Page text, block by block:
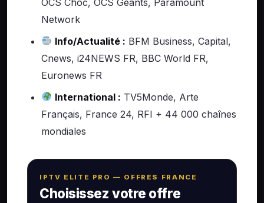
Network
Info/Actualité : BFM Business, Capital,
Cnews, i24NEWS FR, BBC World FR,
Euronews FR
International : TV5Monde, Arte
Français, France 24, RFI + 44 000 chaînes
mondiales
IPTV ELITE PRO — OFFRES FRANCE
Choisissez votre offre